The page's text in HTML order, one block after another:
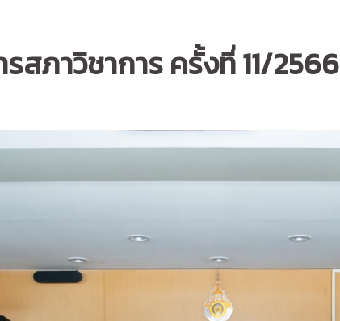
สภาวิชาการ ครั้งที่ 11/2566